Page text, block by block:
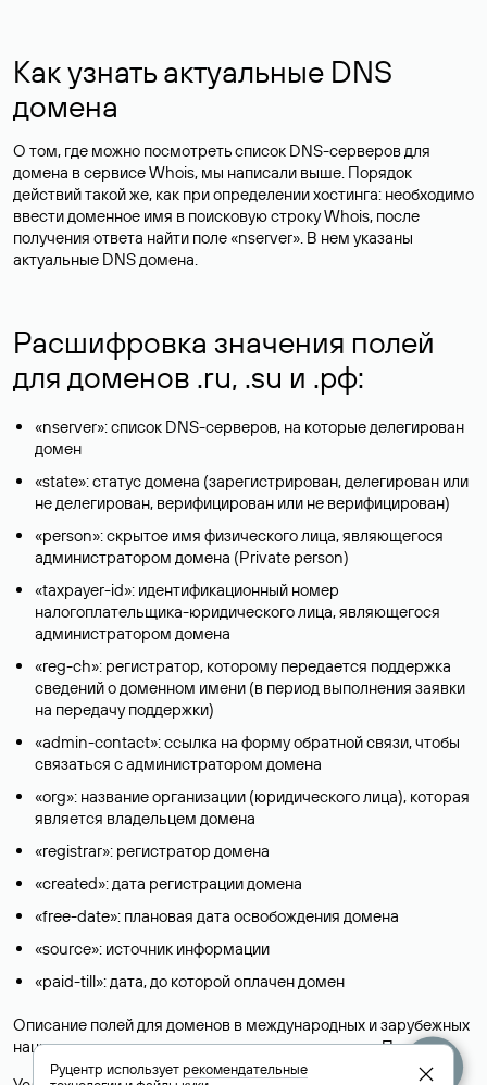
Как узнать актуальные DNS
домена
О том, где можно посмотреть список DNS-серверов для
домена в сервисе Whois, мы написали выше. Порядок
действий такой же, как при определении хостинга: необходимо
ввести доменное имя в поисковую строку Whois, после
получения ответа найти поле «nserver». В нем указаны
актуальные DNS домена.
Расшифровка значения полей
для доменов .ru, .su и .рф:
«nserver»: список DNS-серверов, на которые делегирован
домен
«state»: статус домена (зарегистрирован, делегирован или
не делегирован, верифицирован или не верифицирован)
«person»: скрытое имя физического лица, являющегося
администратором домена (Privatе person)
«taxpayer-id»: идентификационный номер
налогоплательщика-юридического лица, являющегося
администратором домена
«reg-ch»: регистратор, которому передается поддержка
сведений о доменном имени (в период выполнения заявки
на передачу поддержки)
«admin-contact»: ссылка на форму обратной связи, чтобы
связаться с администратором домена
«org»: название организации (юридического лица), которая
является владельцем домена
«registrar»: регистратор домена
«created»: дата регистрации домена
«free-date»: плановая дата освобождения домена
«source»: источник информации
«paid-till»: дата, до которой оплачен домен
Описание полей для доменов в международных и зарубежных
национальных доменах представлены в разделе «Помощь».
Руцентр используетрекомендательные